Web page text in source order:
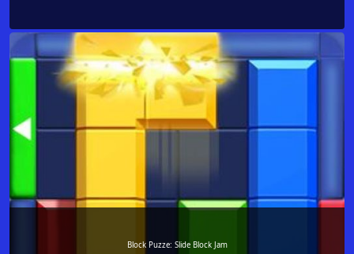
Block Puzze: Slide Block Jam